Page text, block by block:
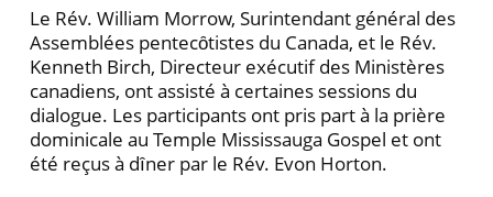
Le Rév. William Morrow, Surintendant général des
Assemblées pentecȏtistes du Canada, et le Rév.
Kenneth Birch, Directeur exécutif des Ministères
canadiens, ont assisté à certaines sessions du
dialogue. Les participants ont pris part à la prière
dominicale au Temple Mississauga Gospel et ont
été reçus à dȋner par le Rév. Evon Horton.